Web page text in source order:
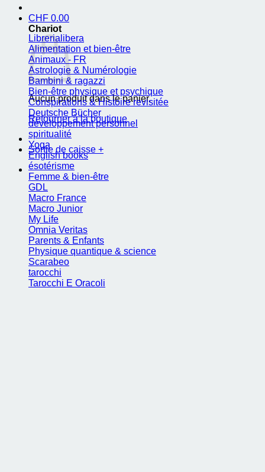
CHF 0.00
Chariot
Aucun produit dans le panier.
Retourner à la boutique
Sortie de caisse +
Librerialibera
Alimentation et bien-être
Animaux - FR
Astrologie & Numérologie
Bambini & ragazzi
Bien-être physique et psychique
Conspirations & Histoire revisitée
Deutsche Bücher
développement personnel
spiritualité
Yoga
English books
ésotérisme
Femme & bien-être
GDL
Macro France
Macro Junior
My Life
Omnia Veritas
Parents & Enfants
Physique quantique & science
Scarabeo
tarocchi
Tarocchi E Oracoli